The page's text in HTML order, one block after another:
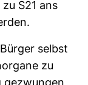
S21 ans
selbst
zu